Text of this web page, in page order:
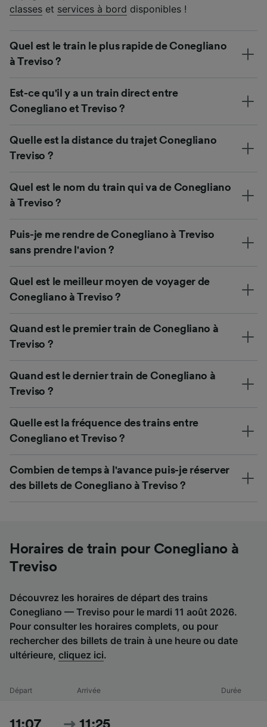
classes et services à bord disponibles !
Quel est le train le plus rapide de Conegliano
à Treviso ?
Est-ce qu'il y a un train direct entre
Conegliano et Treviso ?
Quelle est la distance du trajet Conegliano
Treviso ?
Quel est le nom du train qui va de Conegliano
à Treviso ?
Puis-je me rendre de Conegliano à Treviso
sans prendre l'avion ?
Quel est le meilleur moyen de voyager de
Conegliano à Treviso ?
Quand est le premier train de Conegliano à
Treviso ?
Quand est le dernier train de Conegliano à
Treviso ?
Quelle est la fréquence des trains entre
Conegliano et Treviso ?
Combien de temps à l'avance puis-je réserver
des billets de Conegliano à Treviso ?
Horaires de train pour Conegliano à
Treviso
Découvrez les horaires de départ des trains
Conegliano — Treviso pour le mardi 11 août 2026.
Pour consulter les horaires complets, ou pour
rechercher des billets de train à une heure ou date
ultérieure, cliquez ici.
Départ Arrivée Durée